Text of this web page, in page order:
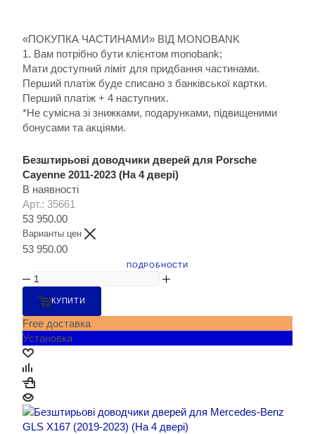
«ПОКУПКА ЧАСТИНАМИ» ВІД MONOBANK
1. Вам потрібно бути клієнтом monobank;
Мати доступний ліміт для придбання частинами.
Перший платіж буде списано з банківської картки.
Перший платіж + 4 наступних.
*Не сумісна зі знижками, подарунками, підвищеними
бонусами та акціями.
Безштирьові доводчики дверей для Porsche
Cayenne 2011-2023 (На 4 двері)
В наявності
Арт.: 35661
53 950.00
Варианты цен
53 950.00
ПОДРОБНОСТИ
КУПИТИ
Free доставка
Установка